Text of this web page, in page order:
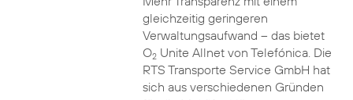
gleichzeitig geringeren
Verwaltungsaufwand – das bietet
O2Unite Allnet von Telefónica. Die
RTS Transporte Service GmbH hat
sich aus verschiedenen Gründen